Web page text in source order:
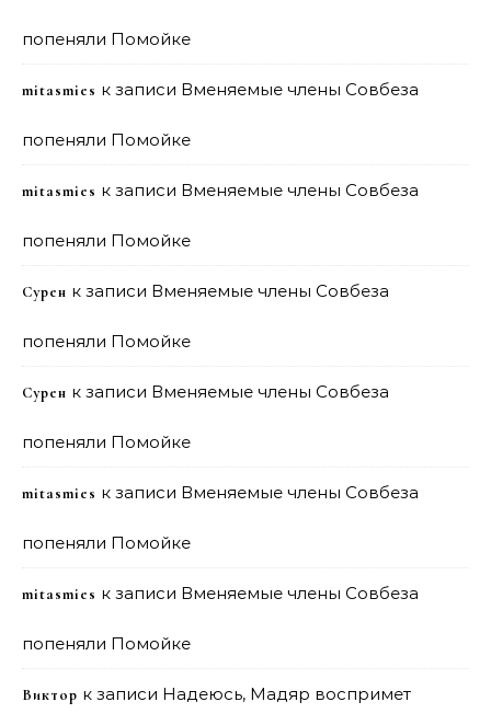
попеняли Помойке
mitasmies к записи Вменяемые члены Совбеза
попеняли Помойке
mitasmies к записи Вменяемые члены Совбеза
попеняли Помойке
Сурен к записи Вменяемые члены Совбеза
попеняли Помойке
Сурен к записи Вменяемые члены Совбеза
попеняли Помойке
mitasmies к записи Вменяемые члены Совбеза
попеняли Помойке
mitasmies к записи Вменяемые члены Совбеза
попеняли Помойке
Виктор к записи Надеюсь, Мадяр воспримет